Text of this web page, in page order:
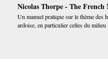
Nicolas Thorpe - The
Un manuel pratique sur le thème des
ardoise, en particulier celles du milieu